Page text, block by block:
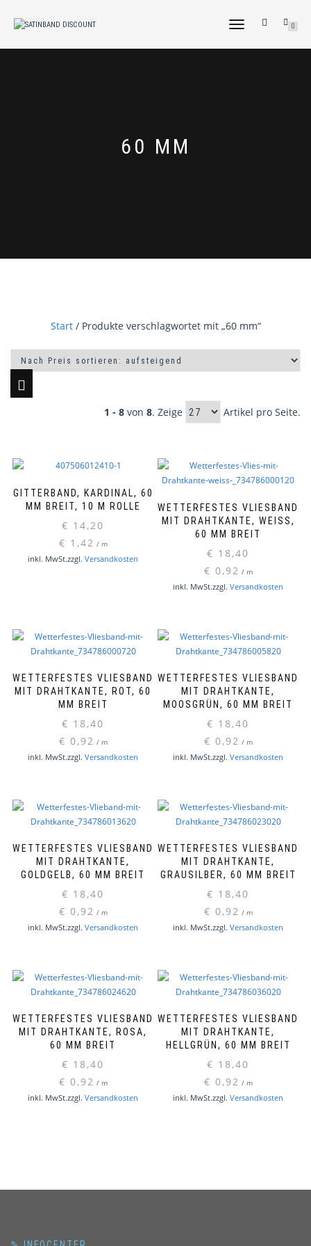
NAVIGATION
0
60 MM
Start/ Produkte verschlagwortet mit „60 mm“
1 - 8 von 8. Zeige Artikel pro Seite.
GITTERBAND, KARDINAL, 60
MM BREIT, 10 M ROLLE
€ 14,20
€ 1,42 / m
inkl. MwSt.zzgl. Versandkosten
WETTERFESTES VLIESBAND
MIT DRAHTKANTE, WEISS, 6
0 MM BREIT
€ 18,40
€ 0,92 / m
inkl. MwSt.zzgl. Versandkosten
WETTERFESTES VLIESBAND
MIT DRAHTKANTE, ROT, 60
MM BREIT
€ 18,40
€ 0,92 / m
inkl. MwSt.zzgl. Versandkosten
WETTERFESTES VLIESBAND
MIT DRAHTKANTE,
MOOSGRÜN, 60 MM BREIT
€ 18,40
€ 0,92 / m
inkl. MwSt.zzgl. Versandkosten
WETTERFESTES VLIESBAND
MIT DRAHTKANTE,
GOLDGELB, 60 MM BREIT
€ 18,40
€ 0,92 / m
inkl. MwSt.zzgl. Versandkosten
WETTERFESTES VLIESBAND
MIT DRAHTKANTE,
GRAUSILBER, 60 MM BREIT
€ 18,40
€ 0,92 / m
inkl. MwSt.zzgl. Versandkosten
WETTERFESTES VLIESBAND
MIT DRAHTKANTE, ROSA,
60 MM BREIT
€ 18,40
€ 0,92 / m
inkl. MwSt.zzgl. Versandkosten
WETTERFESTES VLIESBAND
MIT DRAHTKANTE,
HELLGRÜN, 60 MM BREIT
€ 18,40
€ 0,92 / m
inkl. MwSt.zzgl. Versandkosten